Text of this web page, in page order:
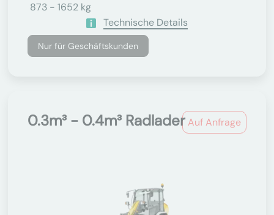
873 - 1652 kg
Technische Details
Nur für Geschäftskunden
Auf Anfrage
0.3m³ - 0.4m³ Radlader